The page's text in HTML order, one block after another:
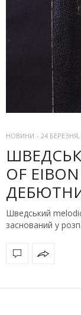
НОВИНИ - 24 БЕРЕЗНЯ,
OF
Шведський
заснований у